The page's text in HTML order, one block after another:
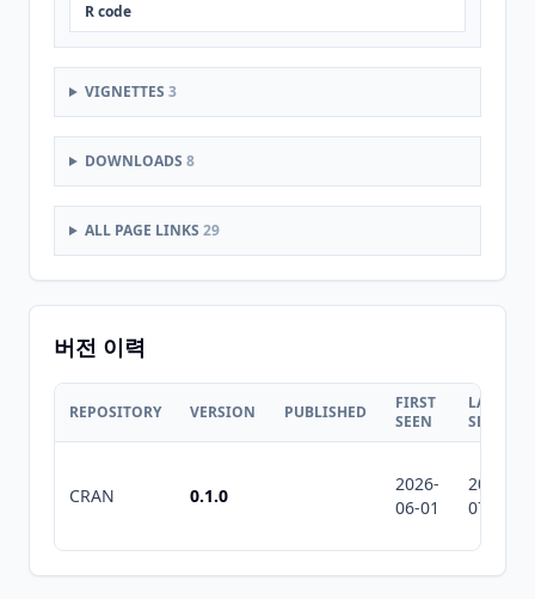
R code
VIGNETTES 3
DOWNLOADS 8
ALL PAGE LINKS 29
버전 이력
REPOSITORY VERSION PUBLISHED
FIRST
SEEN
LAST
SEEN
CRAN 0.1.0
2026-
06-01
2026-
07-10